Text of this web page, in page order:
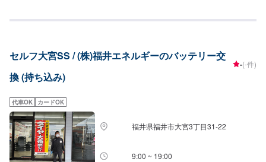
セルフ大宮SS / (株)福井エネルギーのバッテリー交
換 (持ち込み)
-(-件)
代車OK カードOK
福井県福井市大宮3丁目31-22
9:00 ~ 19:00